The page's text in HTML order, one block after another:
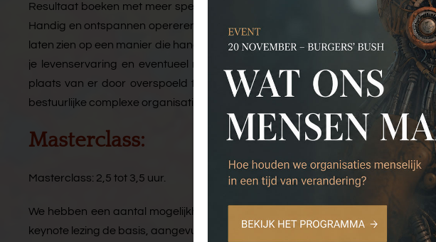
Resultaat boeken met meer speelsheid en minder irritatie. Gebruik maken
Handig en ontspannen opereren in het politieke spel, zonder te manipuleren.
laten zien op een manier die handig is, in plaats van dat ze je op een ongepast
je levenservaring en eventueel moederschap: matriarchaal leiderschap. Je
plaats van er door overspoeld te worden. Praktisch: spreker Danielle Braun,
bestuurlijke complexe organisaties.
Masterclass:
Masterclass: 2,5 tot 3,5 uur.
We hebben een aantal mogelijkheden om de verschillende keynotes uit te
keynote lezing de basis, aangevuld met een interactieve activiteit.